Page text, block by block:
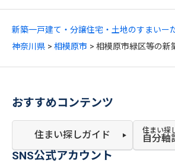
新築一戸建て・分譲住宅・土地のすまいー
神奈川県
相模原市 相模原市緑区等の新
おすすめコンテンツ
住まい探しガイド 住まい探
自分軸
SNS公式アカウント